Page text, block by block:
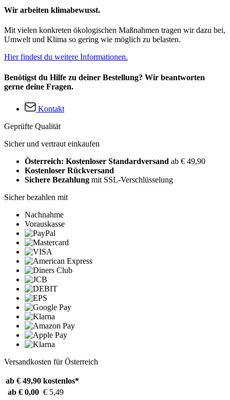
Wir arbeiten klimabewusst.
Mit vielen konkreten ökologischen Maßnahmen tragen wir dazu bei,
Umwelt und Klima so gering wie möglich zu belasten.
Hier findest du weitere Informationen.
Benötigst du Hilfe zu deiner Bestellung? Wir beantworten
gerne deine Fragen.
Kontakt
Geprüfte Qualität
Sicher und vertraut einkaufen
Österreich: Kostenloser Standardversand ab € 49,90
Kostenloser Rückversand
Sichere Bezahlung mit SSL-Verschlüsselung
Sicher bezahlen mit
Nachnahme
Vorauskasse
Versandkosten für Österreich
ab € 49,90 kostenlos*
ab € 0,00 € 5,49